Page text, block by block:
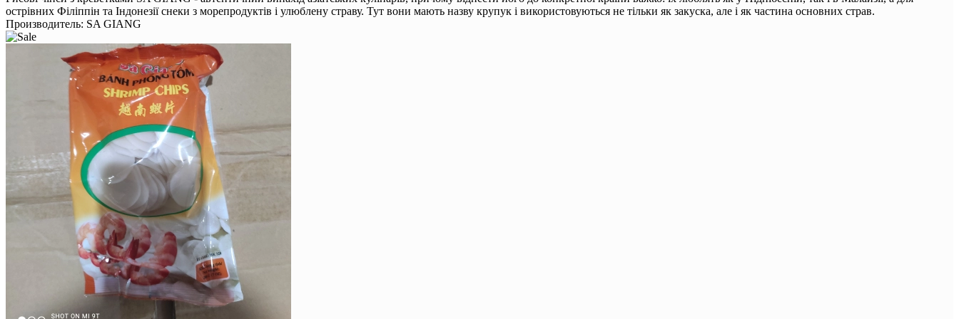
острівних Філіппін та Індонезії снеки з морепродуктів і улюблену страву. Тут вони мають назву крупук і використовуються не тільки як закуска, але і як частина основних страв.
Производитель: SA GIANG